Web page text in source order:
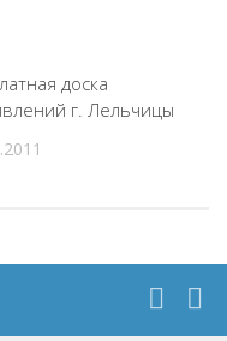
доска
г. Лельчицы